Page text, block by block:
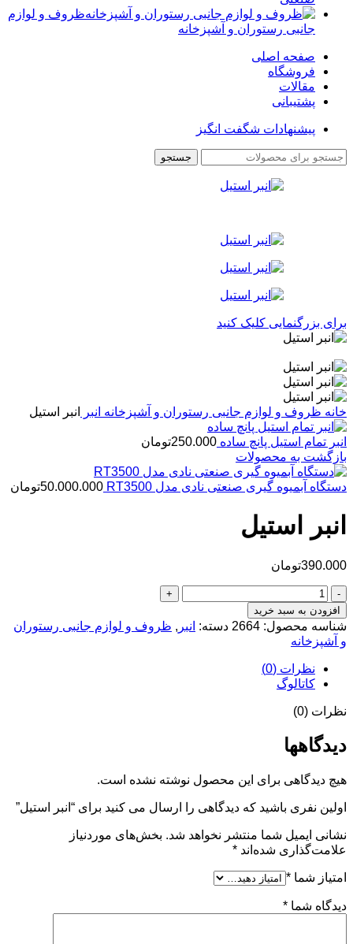
ظروف و لوازم
جانبی رستوران و آشپزخانه
صفحه اصلی
فروشگاه
مقالات
پشتیبانی
پیشنهادات شگفت انگیز
جستجو
برای بزرگنمایی کلیک کنید
خانه ظروف و لوازم جانبی رستوران و آشپزخانه انبر انبر استیل
انبر تمام استیل پانچ ساده 250.000تومان
بازگشت به محصولات
دستگاه آبمیوه گیری صنعتی نادی مدل RT3500 50.000.000تومان
انبر استیل
390.000تومان
انبر
استیل
عدد
افزودن به سبد خرید
شناسه محصول: 2664 دسته: انبر , ظروف و لوازم جانبی رستوران
و آشپزخانه
نظرات (0)
کاتالوگ
نظرات (0)
دیدگاهها
هیچ دیدگاهی برای این محصول نوشته نشده است.
اولین نفری باشید که دیدگاهی را ارسال می کنید برای “انبر استیل”
نشانی ایمیل شما منتشر نخواهد شد. بخش‌های موردنیاز
علامت‌گذاری شده‌اند *
امتیاز شما *
دیدگاه شما *